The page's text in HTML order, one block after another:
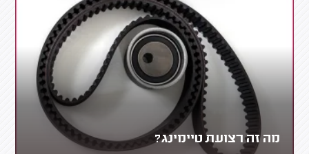
מה זה רצועת טיימינג?